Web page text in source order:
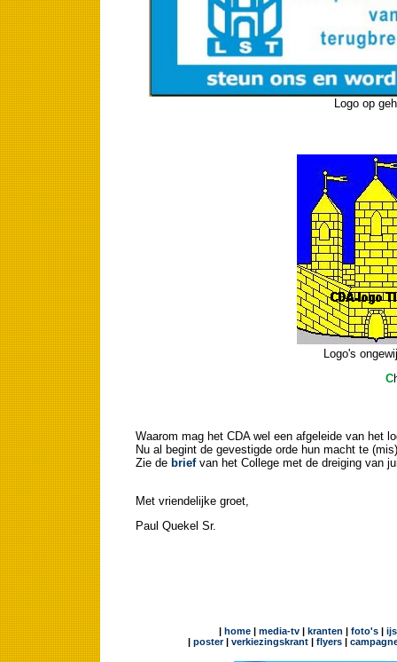
Logo op
Logo's
C
Waarom mag het CDA wel een afgeleide van het
Nu al begint de gevestigde orde hun macht te
Zie de briefvan het College met de dreiging van
Met vriendelijke groet,
Paul Quekel Sr.
| home| media-tv| kranten | foto's|
| poster| verkiezingskrant | flyers |